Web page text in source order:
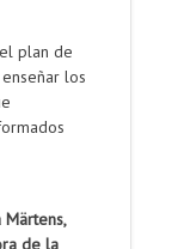
plan de
los
Märtens,
de la